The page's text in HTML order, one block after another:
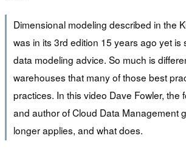
Dimensional modeling described in the
was in its 3rd edition 15 years ago yet is
data modeling advice. So much is
warehouses that many of those best
practices. In this video Dave Fowler, the
and author of Cloud Data Management
longer applies, and what does.